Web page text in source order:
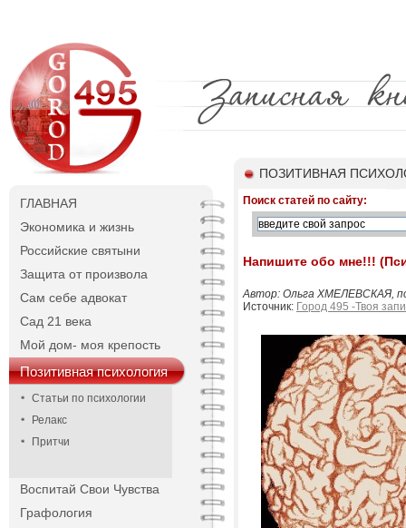
ГЛАВНАЯ
Экономика и жизнь
Российские святыни
Защита от произвола
Сам себе адвокат
Сад 21 века
Мой дом- моя крепость
Позитивная психология
Статьи по психологии
Релакс
Притчи
Воспитай Свои Чувства
Графология
ПОЗИТИВНАЯ
Поиск статей по сайту:
Напишите обо мне!!!
Автор: Ольга ХМЕЛЕВСКАЯ,
Источник: Город 495 -Твоя